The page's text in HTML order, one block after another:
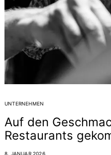
UNTERNEHMEN
Auf den
Restaurants
8. JANUAR 2026